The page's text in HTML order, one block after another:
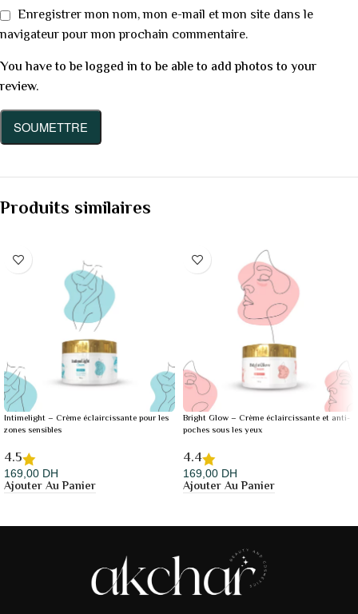
Enregistrer mon nom, mon e-mail et mon site dans le
navigateur pour mon prochain commentaire.
You have to be logged in to be able to add photos to your
review.
Produits similaires
Intimelight – Crème éclaircissante pour les
zones sensibles
4.5
169,00 DH
Ajouter Au Panier
Bright Glow – Crème éclaircissante et anti-
poches sous les yeux
4.4
169,00 DH
Ajouter Au Panier